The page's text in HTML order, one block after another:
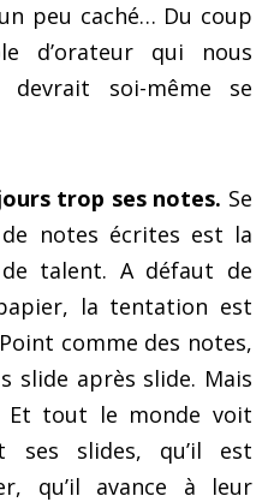
peu caché… Du coup
d’orateur qui nous
devrait soi-même se
trop ses notes. Se
notes écrites est la
talent. A défaut de
la tentation est
comme des notes,
slide après slide. Mais
Et tout le monde voit
ses slides, qu’il est
qu’il avance à leur